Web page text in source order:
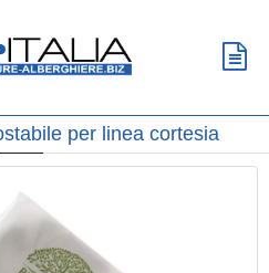
per linea cortesia